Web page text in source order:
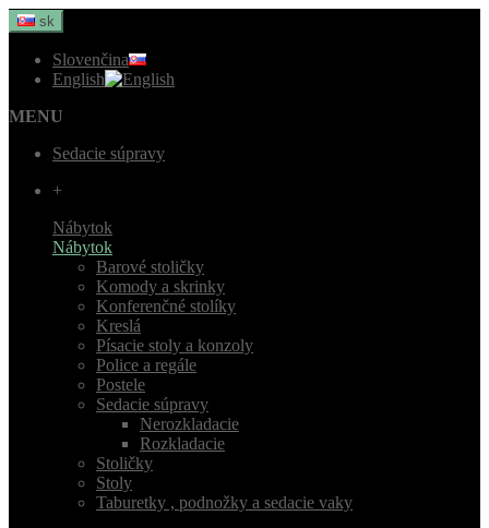
sk
Slovenčina
English
MENU
Sedacie súpravy
+
Nábytok
Nábytok
Barové stoličky
Komody a skrinky
Konferenčné stolíky
Kreslá
Písacie stoly a konzoly
Police a regále
Postele
Sedacie súpravy
Nerozkladacie
Rozkladacie
Stoličky
Stoly
Taburetky , podnožky a sedacie vaky